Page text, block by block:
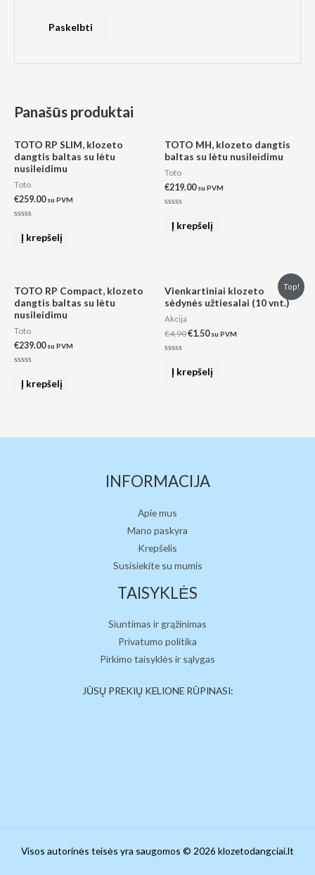
Panašūs produktai
TOTO RP SLIM, klozeto
dangtis baltas su lėtu
nusileidimu
Toto
€259.00 su PVM
Į krepšelį
TOTO MH, klozeto dangtis
baltas su lėtu nusileidimu
Toto
€219.00 su PVM
Į krepšelį
TOTO RP Compact, klozeto
dangtis baltas su lėtu
nusileidimu
Toto
€239.00 su PVM
Į krepšelį
Top!
Vienkartiniai klozeto
sėdynės užtiesalai (10 vnt.)
Akcija
€4.90
price
was:
€1.50
price
is:
su PVM
Į krepšelį
INFORMACIJA
Apie mus
Mano paskyra
Krepšelis
Susisiekite su mumis
TAISYKLĖS
Siuntimas ir grąžinimas
Privatumo politika
Pirkimo taisyklės ir sąlygas
JŪSŲ PREKIŲ KELIONE RŪPINASI:
Visos autorinės teisės yra saugomos © 2026 klozetodangciai.lt